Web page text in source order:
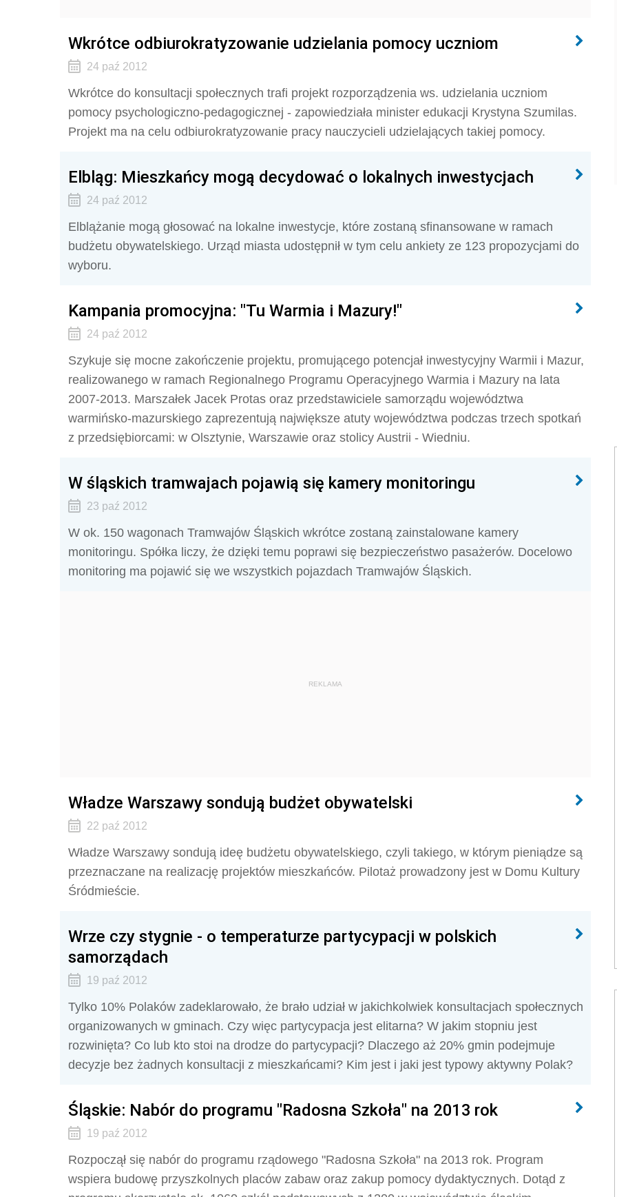
Wkrótce odbiurokratyzowanie udzielania pomocy uczniom
24 paź 2012
Wkrótce do konsultacji społecznych trafi projekt rozporządzenia ws. udzielania uczniom
pomocy psychologiczno-pedagogicznej - zapowiedziała minister edukacji Krystyna Szumilas.
Projekt ma na celu odbiurokratyzowanie pracy nauczycieli udzielających takiej pomocy.
Elbląg: Mieszkańcy mogą decydować o lokalnych inwestycjach
24 paź 2012
Elblążanie mogą głosować na lokalne inwestycje, które zostaną sfinansowane w ramach
budżetu obywatelskiego. Urząd miasta udostępnił w tym celu ankiety ze 123 propozycjami do
wyboru.
Kampania promocyjna: "Tu Warmia i Mazury!"
24 paź 2012
Szykuje się mocne zakończenie projektu, promującego potencjał inwestycyjny Warmii i Mazur,
realizowanego w ramach Regionalnego Programu Operacyjnego Warmia i Mazury na lata
2007-2013. Marszałek Jacek Protas oraz przedstawiciele samorządu województwa
warmińsko-mazurskiego zaprezentują największe atuty województwa podczas trzech spotkań
z przedsiębiorcami: w Olsztynie, Warszawie oraz stolicy Austrii - Wiedniu.
W śląskich tramwajach pojawią się kamery monitoringu
23 paź 2012
W ok. 150 wagonach Tramwajów Śląskich wkrótce zostaną zainstalowane kamery
monitoringu. Spółka liczy, że dzięki temu poprawi się bezpieczeństwo pasażerów. Docelowo
monitoring ma pojawić się we wszystkich pojazdach Tramwajów Śląskich.
REKLAMA
Władze Warszawy sondują budżet obywatelski
22 paź 2012
Władze Warszawy sondują ideę budżetu obywatelskiego, czyli takiego, w którym pieniądze są
przeznaczane na realizację projektów mieszkańców. Pilotaż prowadzony jest w Domu Kultury
Śródmieście.
Wrze czy stygnie - o temperaturze partycypacji w polskich
samorządach
19 paź 2012
Tylko 10% Polaków zadeklarowało, że brało udział w jakichkolwiek konsultacjach społecznych
organizowanych w gminach. Czy więc partycypacja jest elitarna? W jakim stopniu jest
rozwinięta? Co lub kto stoi na drodze do partycypacji? Dlaczego aż 20% gmin podejmuje
decyzje bez żadnych konsultacji z mieszkańcami? Kim jest i jaki jest typowy aktywny Polak?
Śląskie: Nabór do programu "Radosna Szkoła" na 2013 rok
19 paź 2012
Rozpoczął się nabór do programu rządowego "Radosna Szkoła" na 2013 rok. Program
wspiera budowę przyszkolnych placów zabaw oraz zakup pomocy dydaktycznych. Dotąd z